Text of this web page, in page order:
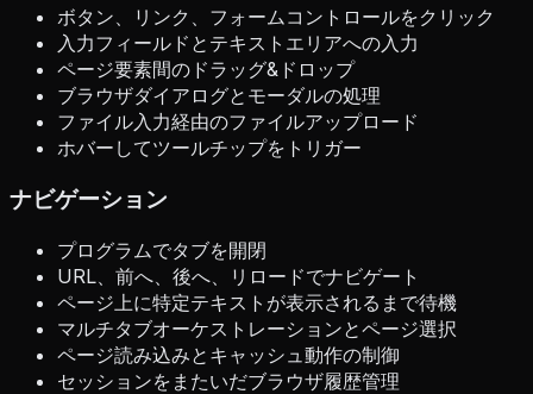
ボタン、リンク、フォームコントロールをクリック
入力フィールドとテキストエリアへの入力
ページ要素間のドラッグ&ドロップ
ブラウザダイアログとモーダルの処理
ファイル入力経由のファイルアップロード
ホバーしてツールチップをトリガー
ナビゲーション
プログラムでタブを開閉
URL、前へ、後へ、リロードでナビゲート
ページ上に特定テキストが表示されるまで待機
マルチタブオーケストレーションとページ選択
ページ読み込みとキャッシュ動作の制御
セッションをまたいだブラウザ履歴管理